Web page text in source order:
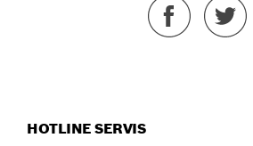
HOTLINE SERVIS